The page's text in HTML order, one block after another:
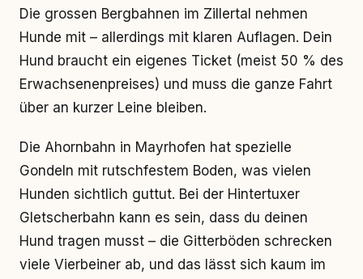
Die grossen Bergbahnen im Zillertal nehmen
Hunde mit – allerdings mit klaren Auflagen. Dein
Hund braucht ein eigenes Ticket (meist 50 % des
Erwachsenenpreises) und muss die ganze Fahrt
über an kurzer Leine bleiben.
Die Ahornbahn in Mayrhofen hat spezielle
Gondeln mit rutschfestem Boden, was vielen
Hunden sichtlich guttut. Bei der Hintertuxer
Gletscherbahn kann es sein, dass du deinen
Hund tragen musst – die Gitterböden schrecken
viele Vierbeiner ab, und das lässt sich kaum im